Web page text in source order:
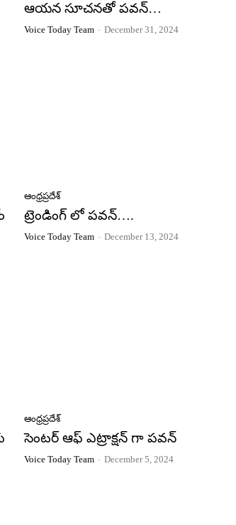
ఆయన సూచనతో పవన్…
Voice Today Team - December 31, 2024
ఆంధ్రప్రదేశ్
ట్రెండింగ్ లో పవన్….
Voice Today Team - December 13, 2024
ఆంధ్రప్రదేశ్
సెంటర్ ఆఫ్ ఎట్రాక్షన్ గా పవన్
Voice Today Team - December 5, 2024